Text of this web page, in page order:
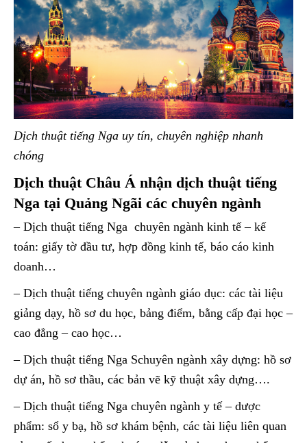
Dịch thuật tiếng Nga uy tín, chuyên nghiệp nhanh
chóng
Dịch thuật Châu Á nhận dịch thuật tiếng
Nga tại Quảng Ngãi các chuyên ngành
– Dịch thuật tiếng Nga chuyên ngành kinh tế – kế
toán: giấy tờ đầu tư, hợp đồng kinh tế, báo cáo kinh
doanh…
– Dịch thuật tiếng chuyên ngành giáo dục: các tài liệu
giảng dạy, hồ sơ du học, bảng điểm, bằng cấp đại học –
cao đẳng – cao học…
– Dịch thuật tiếng Nga Schuyên ngành xây dựng: hồ sơ
dự án, hồ sơ thầu, các bản vẽ kỹ thuật xây dựng….
– Dịch thuật tiếng Nga chuyên ngành y tế – dược
phẩm: sổ y bạ, hồ sơ khám bệnh, các tài liệu liên quan